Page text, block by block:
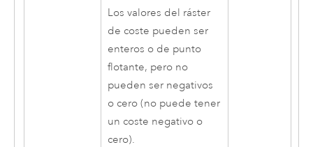
Los valores del ráster
de coste pueden ser
enteros o de punto
flotante, pero no
pueden ser negativos
o cero (no puede tener
un coste negativo o
cero).